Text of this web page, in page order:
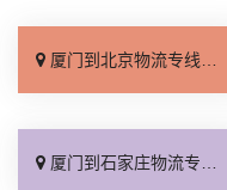
厦门到北京物流专线_直达不中转「送货到门」
厦门到石家庄物流专线_准时准点「多少公里」